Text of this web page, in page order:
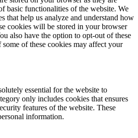
basic functionalities of the website. We
that help us analyze and understand how
cookies will be stored in your browser
also have the option to opt-out of these
of these cookies may affect your
essential for the website to
only includes cookies that ensures
features of the website. These
information.